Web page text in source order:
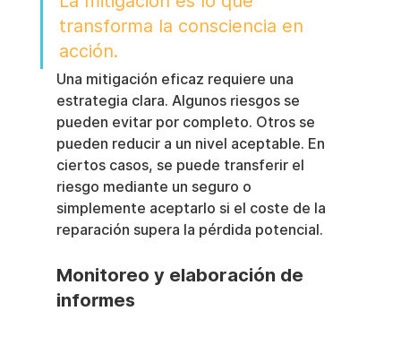
transforma la consciencia en
acción.
Una mitigación eficaz requiere una
estrategia clara. Algunos riesgos se
pueden evitar por completo. Otros se
pueden reducir a un nivel aceptable. En
ciertos casos, se puede transferir el
riesgo mediante un seguro o
simplemente aceptarlo si el coste de la
reparación supera la pérdida potencial.
Monitoreo y elaboración de
informes